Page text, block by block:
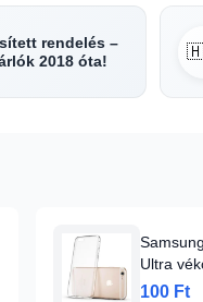
rendelés –
2018 óta!
Ultra
100 Ft